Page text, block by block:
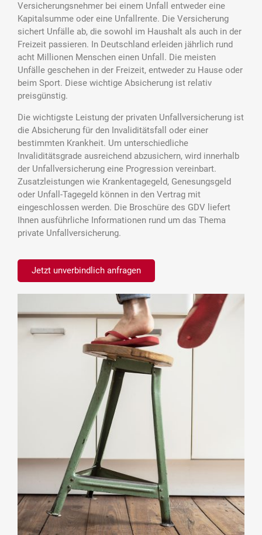
Versicherungsnehmer bei einem Unfall entweder eine
Kapitalsumme oder eine Unfallrente. Die Versicherung
sichert Unfälle ab, die sowohl im Haushalt als auch in der
Freizeit passieren. In Deutschland erleiden jährlich rund
acht Millionen Menschen einen Unfall. Die meisten
Unfälle geschehen in der Freizeit, entweder zu Hause oder
beim Sport. Diese wichtige Absicherung ist relativ
preisgünstig.
Die wichtigste Leistung der privaten Unfallversicherung ist
die Absicherung für den Invaliditätsfall oder einer
bestimmten Krankheit. Um unterschiedliche
Invaliditätsgrade ausreichend abzusichern, wird innerhalb
der Unfallversicherung eine Progression vereinbart.
Zusatzleistungen wie Krankentagegeld, Genesungsgeld
oder Unfall-Tagegeld können in den Vertrag mit
eingeschlossen werden. Die Broschüre des GDV liefert
Ihnen ausführliche Informationen rund um das Thema
private Unfallversicherung.
Jetzt unverbindlich anfragen